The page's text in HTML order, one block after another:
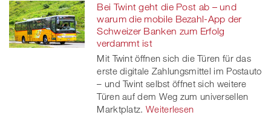
Bei Twint geht die Post ab – und
warum die mobile Bezahl-App der
Schweizer Banken zum Erfolg
verdammt ist
Mit Twint öffnen sich die Türen für das
erste digitale Zahlungsmittel im Postauto
– und Twint selbst öffnet sich weitere
Türen auf dem Weg zum universellen
Marktplatz. Weiterlesen